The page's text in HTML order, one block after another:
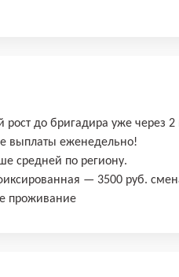
до бригадира уже через 2
выплаты еженедельно!
средней по региону.
— 3500 руб.
проживание